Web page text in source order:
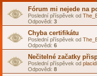
Fórum mi nejede na
Poslední příspěvek od
Odpovědi: 3
Chyba certifikátu
Poslední příspěvek od
Odpovědi: 6
Nečitelné začatky
Poslední příspěvek od
Odpovědi: 8